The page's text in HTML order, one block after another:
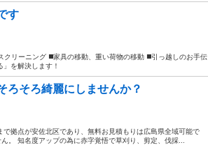
す
リーニング ◼️家具の移動、重い荷物の移動 ◼️引っ越しのお手伝
を解決します！
ろそろ綺麗にしませんか？
拠点が安佐北区であり、無料お見積もりは広島県全域可能で
。 知名度アップの為に赤字覚悟で草刈り、剪定、伐採...